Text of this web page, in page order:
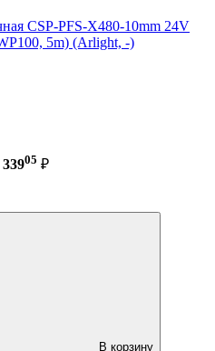
CSP-PFS-X480-10mm 24V
5m) (Arlight, -)
33905 ₽
В корзину